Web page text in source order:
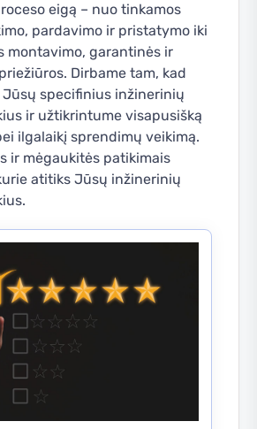
eigą – nuo tinkamos
pardavimo ir pristatymo iki
montavimo, garantinės ir
Dirbame tam, kad
specifinius inžinerinių
ir užtikrintume visapusišką
ilgalaikį sprendimų veikimą.
ir mėgaukitės patikimais
atitiks Jūsų inžinerinių